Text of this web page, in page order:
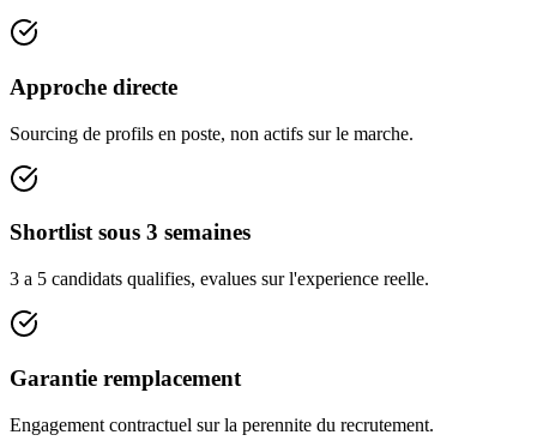
Approche directe
Sourcing de profils en poste, non actifs sur le marche.
Shortlist sous 3 semaines
3 a 5 candidats qualifies, evalues sur l'experience reelle.
Garantie remplacement
Engagement contractuel sur la perennite du recrutement.